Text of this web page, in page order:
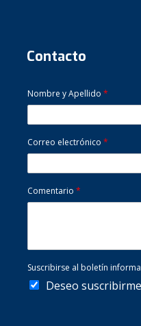
Contacto
Nombre y Apellido *
Correo electrónico *
Comentario *
Suscribirse al boletín
Deseo suscribirme